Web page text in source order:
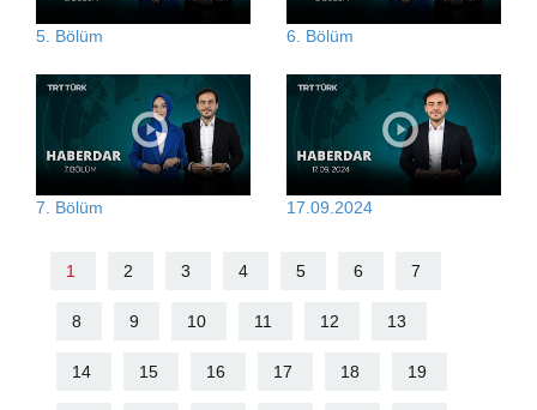
5. Bölüm 6. Bölüm
7. Bölüm 17.09.2024
1 2 3 4 5 6 7
8 9 10 11 12 13
14 15 16 17 18 19